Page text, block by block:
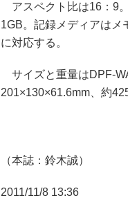
アスペクト比は16：9
1GB。記録メディアは
に対応する。
サイズと重量はDPF-
201×130×61.6mm、約
（本誌：鈴木誠）
2011/11/8 13:36